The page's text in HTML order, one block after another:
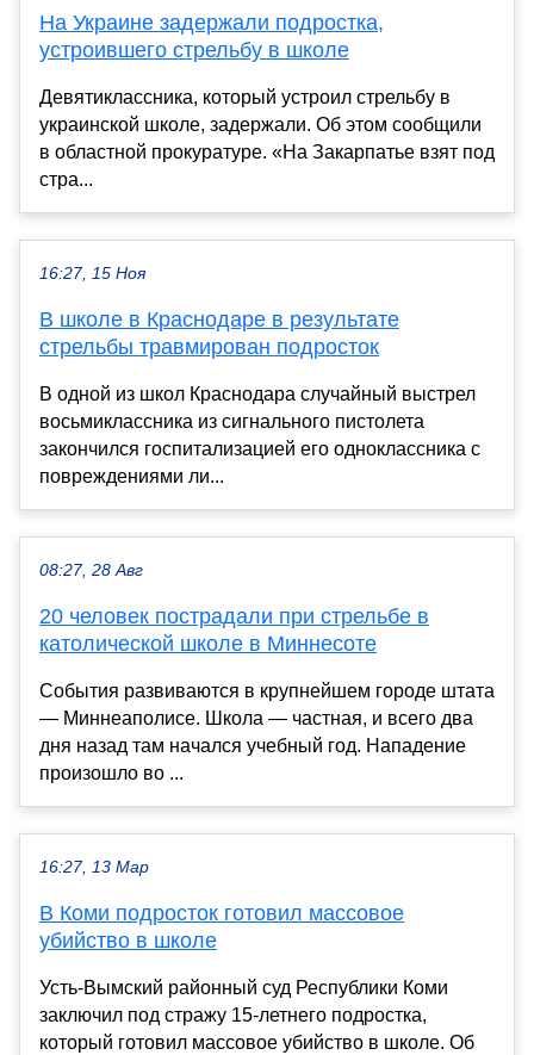
На Украине задержали подростка,
устроившего стрельбу в школе
Девятиклассника, который устроил стрельбу в
украинской школе, задержали. Об этом сообщили
в областной прокуратуре. «На Закарпатье взят под
стра...
16:27, 15 Ноя
В школе в Краснодаре в результате
стрельбы травмирован подросток
В одной из школ Краснодара случайный выстрел
восьмиклассника из сигнального пистолета
закончился госпитализацией его одноклассника с
повреждениями ли...
08:27, 28 Авг
20 человек пострадали при стрельбе в
католической школе в Миннесоте
События развиваются в крупнейшем городе штата
— Миннеаполисе. Школа — частная, и всего два
дня назад там начался учебный год. Нападение
произошло во ...
16:27, 13 Мар
В Коми подросток готовил массовое
убийство в школе
Усть-Вымский районный суд Республики Коми
заключил под стражу 15-летнего подростка,
который готовил массовое убийство в школе. Об